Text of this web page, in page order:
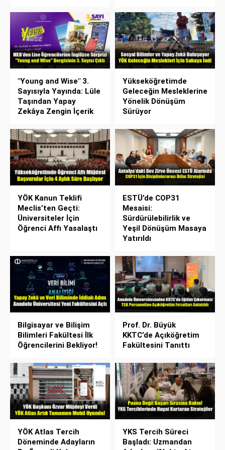
"Young and Wise" 3.
Sayısıyla Yayında: Lüle
Taşından Yapay
Zekâya Zengin İçerik
Yükseköğretimde
Geleceğin Mesleklerine
Yönelik Dönüşüm
Sürüyor
YÖK Kanun Teklifi
Meclis’ten Geçti:
Üniversiteler İçin
Öğrenci Affı Yasalaştı
ESTÜ’de COP31
Mesaisi:
Sürdürülebilirlik ve
Yeşil Dönüşüm Masaya
Yatırıldı
Bilgisayar ve Bilişim
Bilimleri Fakültesi İlk
Öğrencilerini Bekliyor!
Prof. Dr. Büyük
KKTC’de Açıköğretim
Fakültesini Tanıttı
YÖK Atlas Tercih
Döneminde Adayların
YKS Tercih Süreci
Başladı: Uzmandan